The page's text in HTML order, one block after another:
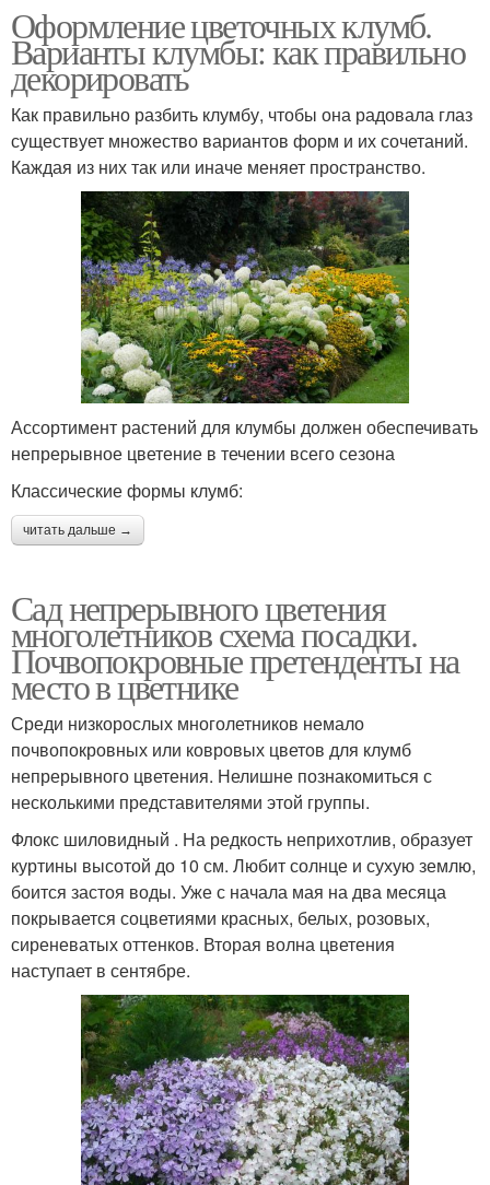
Оформление цветочных клумб.
Варианты клумбы: как правильно
декорировать
Как правильно разбить клумбу, чтобы она радовала глаз
существует множество вариантов форм и их сочетаний.
Каждая из них так или иначе меняет пространство.
Ассортимент растений для клумбы должен обеспечивать
непрерывное цветение в течении всего сезона
Классические формы клумб:
читать дальше →
Сад непрерывного цветения
многолетников схема посадки.
Почвопокровные претенденты на
место в цветнике
Среди низкорослых многолетников немало
почвопокровных или ковровых цветов для клумб
непрерывного цветения. Нелишне познакомиться с
несколькими представителями этой группы.
Флокс шиловидный . На редкость неприхотлив, образует
куртины высотой до 10 см. Любит солнце и сухую землю,
боится застоя воды. Уже с начала мая на два месяца
покрывается соцветиями красных, белых, розовых,
сиреневатых оттенков. Вторая волна цветения
наступает в сентябре.